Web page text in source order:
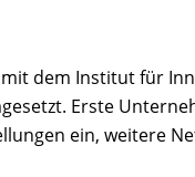
dem Institut für
Erste
ein, weitere